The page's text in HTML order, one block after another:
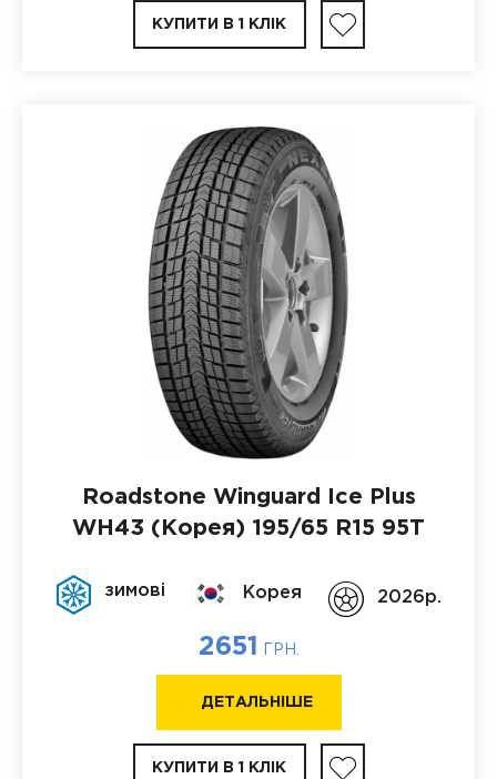
КУПИТИ В 1 КЛІК
Roadstone Winguard Ice Plus
WH43 (Корея) 195/65 R15 95T
зимові Корея 2026p.
2651 ГРН.
ДЕТАЛЬНІШЕ
КУПИТИ В 1 КЛІК